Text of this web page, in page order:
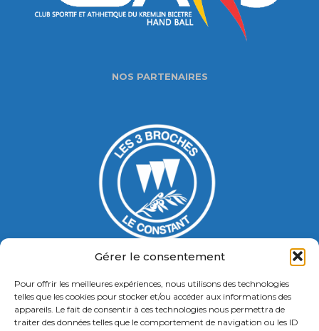
Gérer le consentement
Pour offrir les meilleures expériences, nous utilisons des technologies
telles que les cookies pour stocker et/ou accéder aux informations des
appareils. Le fait de consentir à ces technologies nous permettra de
traiter des données telles que le comportement de navigation ou les ID
NOS PARTENAIRES
Gymnase Jacques Ducasse
5 Bd Chastenet de Géry
Contact : 01 46 58 49 88